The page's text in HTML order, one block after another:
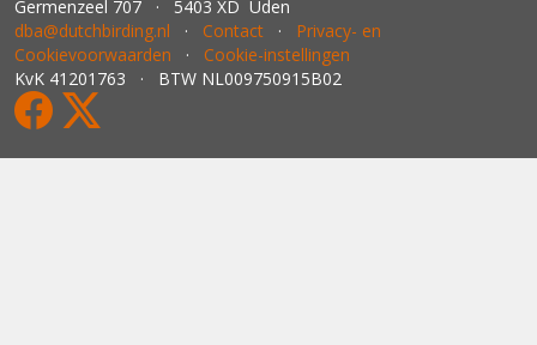
Germenzeel 707 · 5403 XD Uden
dba@dutchbirding.nl · Contact · Privacy- en
Cookievoorwaarden · Cookie-instellingen
KvK 41201763 · BTW NL009750915B02